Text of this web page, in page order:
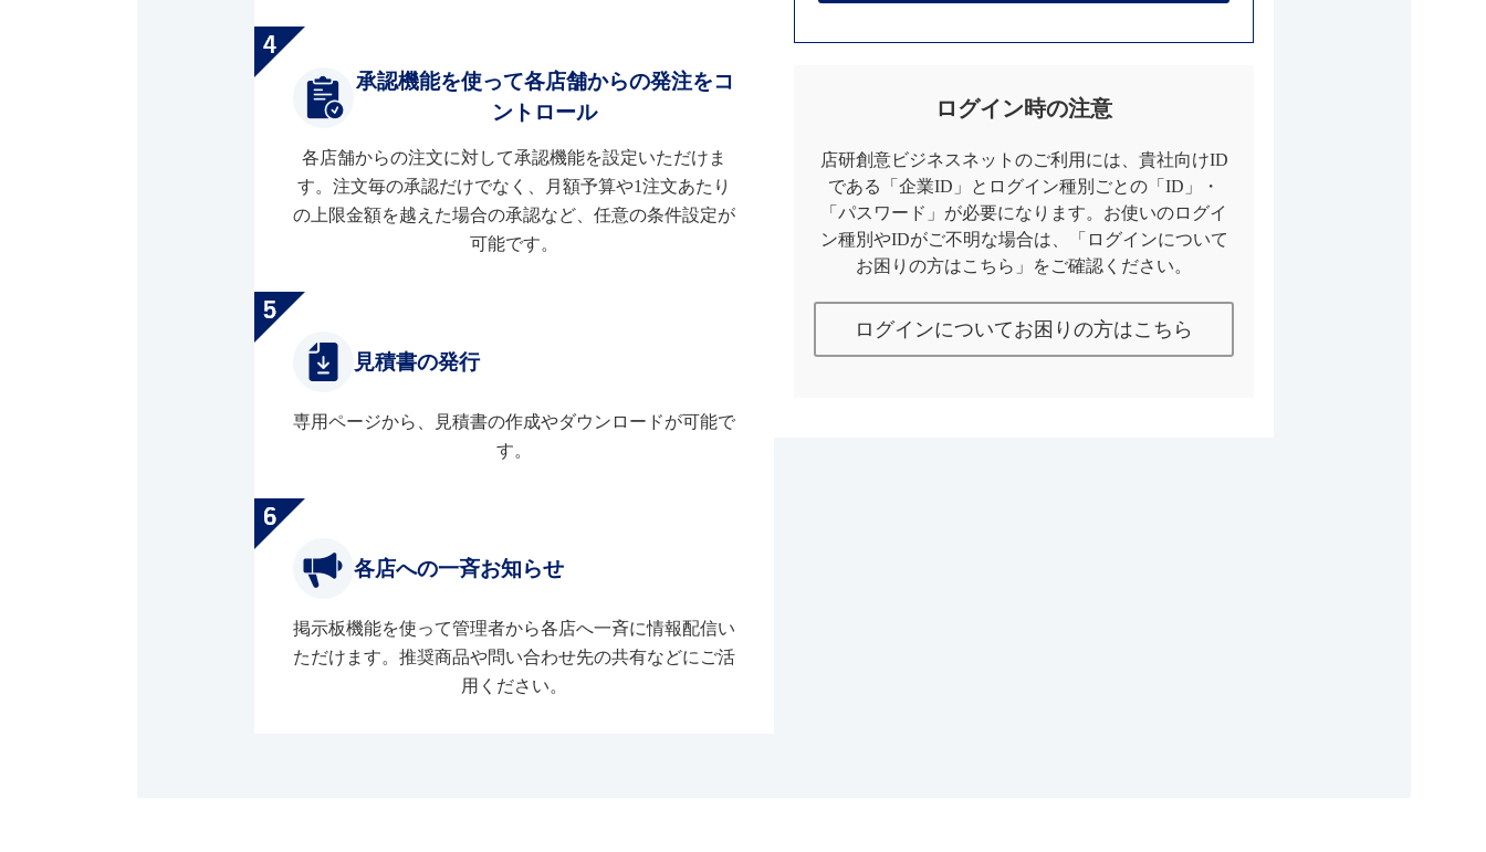
承認機能を使って各店舗からの発注をコ
ントロール
各店舗からの注文に対して承認機能を設定いただけま
す。注文毎の承認だけでなく、月額予算や1注文あたり
の上限金額を越えた場合の承認など、任意の条件設定が
可能です。
見積書の発行
専用ページから、見積書の作成やダウンロードが可能で
す。
各店への一斉お知らせ
掲示板機能を使って管理者から各店へ一斉に情報配信い
ただけます。推奨商品や問い合わせ先の共有などにご活
用ください。
ログイン時の注意
店研創意ビジネスネットのご利用には、貴社向けID
である「企業ID」とログイン種別ごとの「ID」・
「パスワード」が必要になります。お使いのログイ
ン種別やIDがご不明な場合は、「ログインについて
お困りの方はこちら」をご確認ください。
ログインについてお困りの方はこちら